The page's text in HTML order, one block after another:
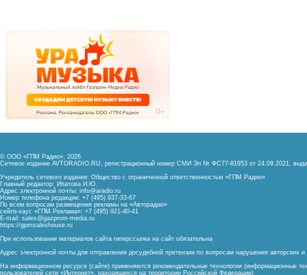
© ООО «ГПМ Радио», 2026
Сетевое издание AVTORADIO.RU, регистрационный номер СМИ Эл № ФС77-81953 от 24.09.2021,
Учредитель сетевого издания: Общество с ограниченной ответственностью «ГПМ Радио»
Главный редактор: Ипатова И.Ю.
Адрес электронной почты: info@aradio.ru
Номер телефона редакции: +7 (495) 937-33-67
По всем вопросам размещения рекламы на «Авторадио»
сейлз-хаус «ГПМ Реклама»: +7 (495) 921-40-41
E-mail: sales@gazprom-media.ru
https://gpmsaleshouse.ru
При использовании материалов сайта гиперссылка на сайт обязательна
Адрес электронной почты для отправления досудебной претензии по вопросам нарушения авторских
На информационном ресурсе (сайте) применяются рекомендательные технологии (информационные
пользователей сети «Интернет», находящихся на территории Российской Федерации)